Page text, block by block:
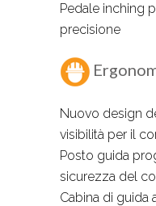
Pedale inching
precisione
Nuovo design
visibilità per il
Posto guida
sicurezza del
Cabina di guida